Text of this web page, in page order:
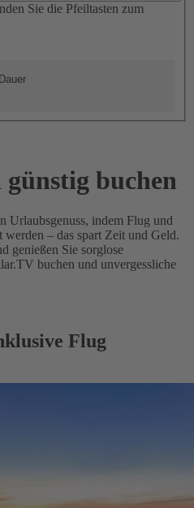
Sie die Pfeiltasten zum
günstig buchen
Urlaubsgenuss, indem Flug und
– das spart Zeit und Geld.
genießen Sie sorglose
buchen und unvergessliche
Flug